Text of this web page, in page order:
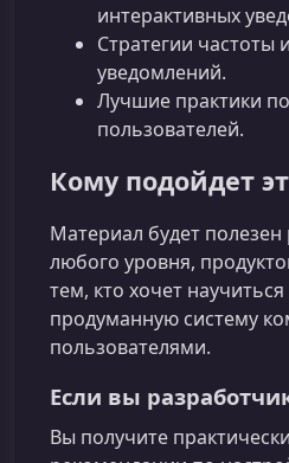
интерактивных
Стратегии частоты
уведомлений.
Лучшие практики
пользователей.
Кому подойдет
Материал будет
любого уровня,
тем, кто хочет научиться
продуманную систему
пользователями.
Если вы
Вы получите